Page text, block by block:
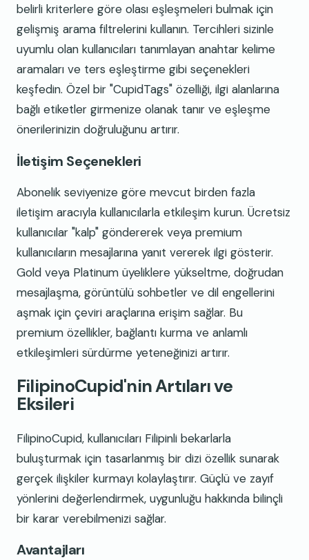
belirli kriterlere göre olası eşleşmeleri bulmak için
gelişmiş arama filtrelerini kullanın. Tercihleri sizinle
uyumlu olan kullanıcıları tanımlayan anahtar kelime
aramaları ve ters eşleştirme gibi seçenekleri
keşfedin. Özel bir "CupidTags" özelliği, ilgi alanlarına
bağlı etiketler girmenize olanak tanır ve eşleşme
önerilerinizin doğruluğunu artırır.
İletişim Seçenekleri
Abonelik seviyenize göre mevcut birden fazla
iletişim aracıyla kullanıcılarla etkileşim kurun. Ücretsiz
kullanıcılar "kalp" göndererek veya premium
kullanıcıların mesajlarına yanıt vererek ilgi gösterir.
Gold veya Platinum üyeliklere yükseltme, doğrudan
mesajlaşma, görüntülü sohbetler ve dil engellerini
aşmak için çeviri araçlarına erişim sağlar. Bu
premium özellikler, bağlantı kurma ve anlamlı
etkileşimleri sürdürme yeteneğinizi artırır.
FilipinoCupid'nin Artıları ve
Eksileri
FilipinoCupid, kullanıcıları Filipinli bekarlarla
buluşturmak için tasarlanmış bir dizi özellik sunarak
gerçek ilişkiler kurmayı kolaylaştırır. Güçlü ve zayıf
yönlerini değerlendirmek, uygunluğu hakkında bilinçli
bir karar verebilmenizi sağlar.
Avantajları